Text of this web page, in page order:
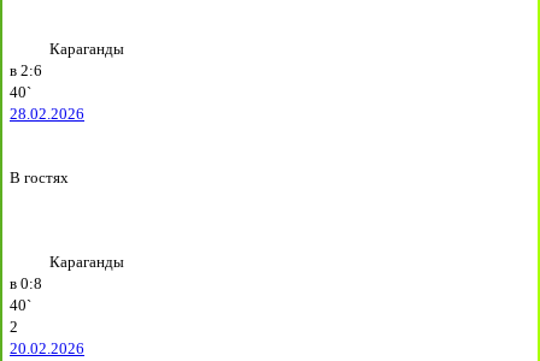
Караганды
в 2:6
40`
28.02.2026
В гостях
Караганды
в 0:8
40`
2
20.02.2026